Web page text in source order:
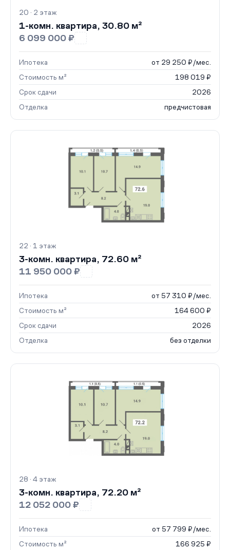
20 · 2 этаж
1-комн. квартира, 30.80 м²
6 099 000 ₽
Ипотека
от 29 250 ₽/мес.
Стоимость м²
198 019 ₽
Срок сдачи
2026
Отделка
предчистовая
22 · 1 этаж
3-комн. квартира, 72.60 м²
11 950 000 ₽
Ипотека
от 57 310 ₽/мес.
Стоимость м²
164 600 ₽
Срок сдачи
2026
Отделка
без отделки
28 · 4 этаж
3-комн. квартира, 72.20 м²
12 052 000 ₽
Ипотека
от 57 799 ₽/мес.
Стоимость м²
166 925 ₽